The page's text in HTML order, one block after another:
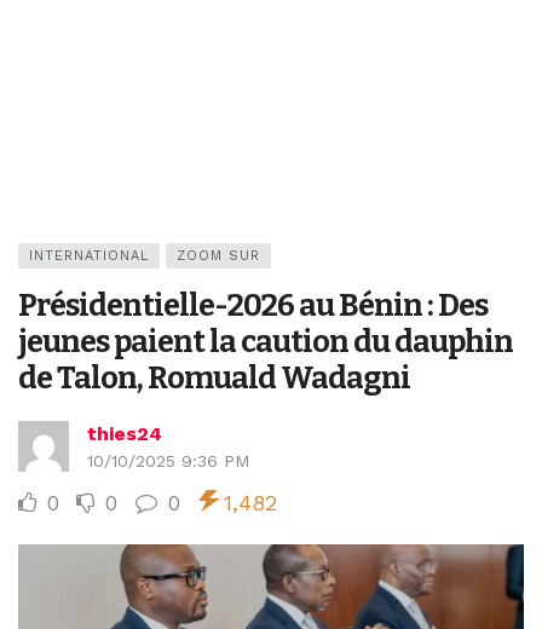
INTERNATIONAL ZOOM SUR
Présidentielle-2026 au Bénin : Des
jeunes paient la caution du dauphin
de Talon, Romuald Wadagni
thies24
10/10/2025 9:36 PM
0 0 0 1,482